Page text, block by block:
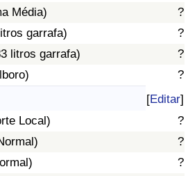
Média)
?
garrafa)
?
litros garrafa)
?
?
[Editar]
Local)
?
?
?
por País